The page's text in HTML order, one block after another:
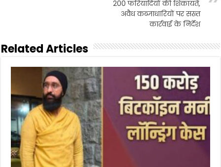
200 फरियादियों की शिकायतें,
अवैध कब्जाधारियों पर सख्त
कार्रवाई के निर्देश
Related Articles